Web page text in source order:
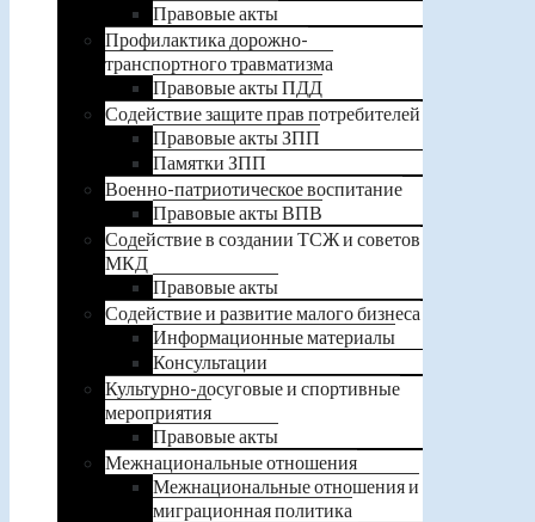
Правовые акты
Профилактика дорожно-
транспортного травматизма
Правовые акты ПДД
Содействие защите прав потребителей
Правовые акты ЗПП
Памятки ЗПП
Военно-патриотическое воспитание
Правовые акты ВПВ
Содействие в создании ТСЖ и советов
МКД
Правовые акты
Содействие и развитие малого бизнеса
Информационные материалы
Консультации
Культурно-досуговые и спортивные
мероприятия
Правовые акты
Межнациональные отношения
Межнациональные отношения и
миграционная политика